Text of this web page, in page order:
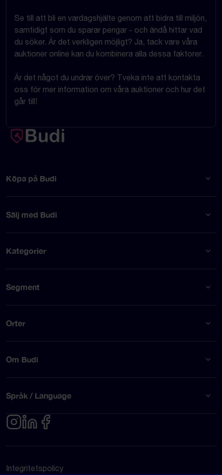
Se till att bli en vardagshjälte genom att bidra till miljön,
samtidigt som du sparar pengar - och ändå hittar vad
du söker. Är det verkligen möjligt? Ja, tack vare våra
auktioner online kan du kombinera alla dessa faktorer.
Är det något du undrar över? Tveka inte att kontakta
oss för mer information om våra auktioner och hur det
går till!
Köpa på Budi
Sälj med Budi
Kategorier
Segment
Orter
Om Budi
Språk / Language
Integritetspolicy